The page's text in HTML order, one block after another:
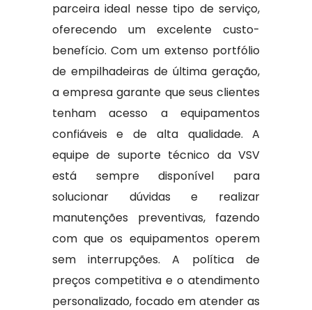
parceira ideal nesse tipo de serviço,
oferecendo um excelente custo-
benefício. Com um extenso portfólio
de empilhadeiras de última geração,
a empresa garante que seus clientes
tenham acesso a equipamentos
confiáveis e de alta qualidade. A
equipe de suporte técnico da VSV
está sempre disponível para
solucionar dúvidas e realizar
manutenções preventivas, fazendo
com que os equipamentos operem
sem interrupções. A política de
preços competitiva e o atendimento
personalizado, focado em atender as